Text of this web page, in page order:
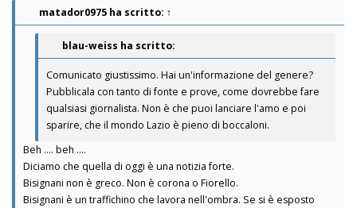
matador0975 ha scritto: ↑
blau-weiss ha scritto:
Comunicato giustissimo. Hai un'informazione del genere?
Pubblicala con tanto di fonte e prove, come dovrebbe fare
qualsiasi giornalista. Non è che puoi lanciare l'amo e poi
sparire, che il mondo Lazio è pieno di boccaloni.
Beh .... beh ....
Diciamo che quella di oggi è una notizia forte.
Bisignani non è greco. Non è corona o Fiorello.
Bisignani è un traffichino che lavora nell'ombra. Se si è esposto